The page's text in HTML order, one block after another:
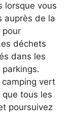
lorsque vous
auprès de la
pour
déchets
dans les
vert
tous les
poursuivez